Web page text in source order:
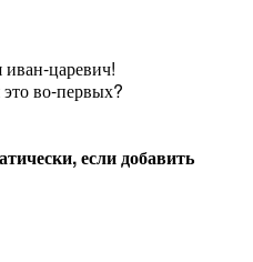
царевич!
во-первых?
если добавить